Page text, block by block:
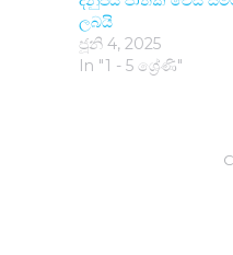
ලබයි
ජූනි 4, 2025
In "1 - 5 ශ්‍රේණි"